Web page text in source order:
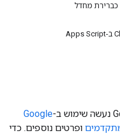
Google
ופרטים נוספים. כדי